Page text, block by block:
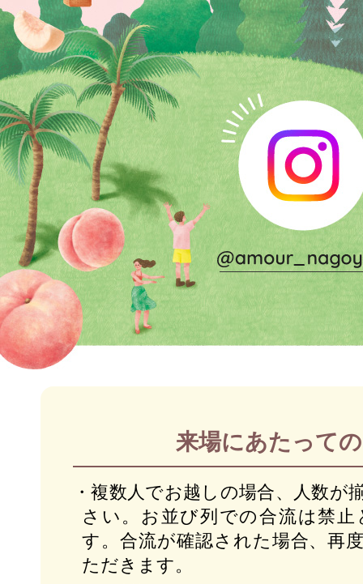
来場にあたって
・複数人でお越しの場合、人数が
さい。お並び列での合流は禁
す。合流が確認された場合、再
ただきます。